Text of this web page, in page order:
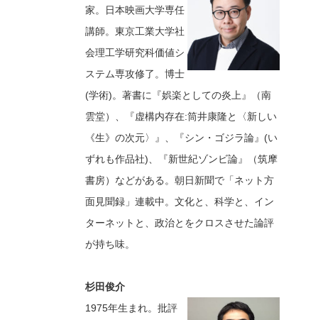
家。日本映画大学専任
講師。東京工業大学社
会理工学研究科価値シ
ステム専攻修了。博士
(学術)。著書に『娯楽としての炎上』（南
雲堂）、『虚構内存在:筒井康隆と〈新しい
《生》の次元〉』、『シン・ゴジラ論』(い
ずれも作品社)、『新世紀ゾンビ論』（筑摩
書房）などがある。朝日新聞で「ネット方
面見聞録」連載中。文化と、科学と、イン
ターネットと、政治とをクロスさせた論評
が持ち味。
杉田俊介
1975年生まれ。批評